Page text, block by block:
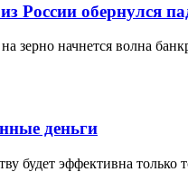
России обернулся
зерно начнется волна
деньги
будет эффективна